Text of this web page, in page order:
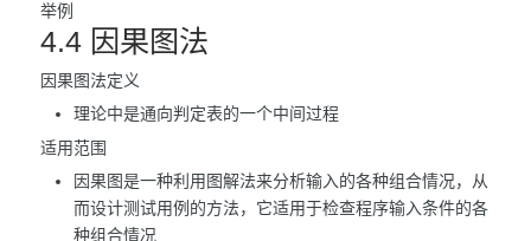
举例
4.4 因果图法
因果图法定义
理论中是通向判定表的一个中间过程
适用范围
因果图是一种利用图解法来分析输入的各种组合情况，从
而设计测试用例的方法，它适用于检查程序输入条件的各
种组合情况